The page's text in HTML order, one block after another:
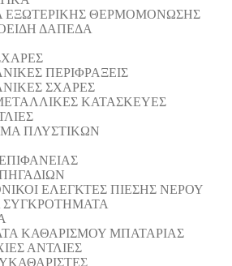
ΕΞΩΤΕΡΙΚΗΣ ΘΕΡΜΟΜΟΝΩΣΗΣ
ΔΑΠΕΔΑ
ΠΕΡΙΦΡΑΞΕΙΣ
ΣΧΑΡΕΣ
ΚΑΤΑΣΚΕΥΕΣ
ΠΛΥΣΤΙΚΩΝ
ΕΛΕΓΚΤΕΣ ΠΙΕΣΗΣ ΝΕΡΟΥ
ΣΥΓΚΡΟΤΗΜΑΤΑ
ΚΑΘΑΡΙΣΜΟΥ ΜΠΑΤΑΡΙΑΣ
ΑΝΤΛΙΕΣ